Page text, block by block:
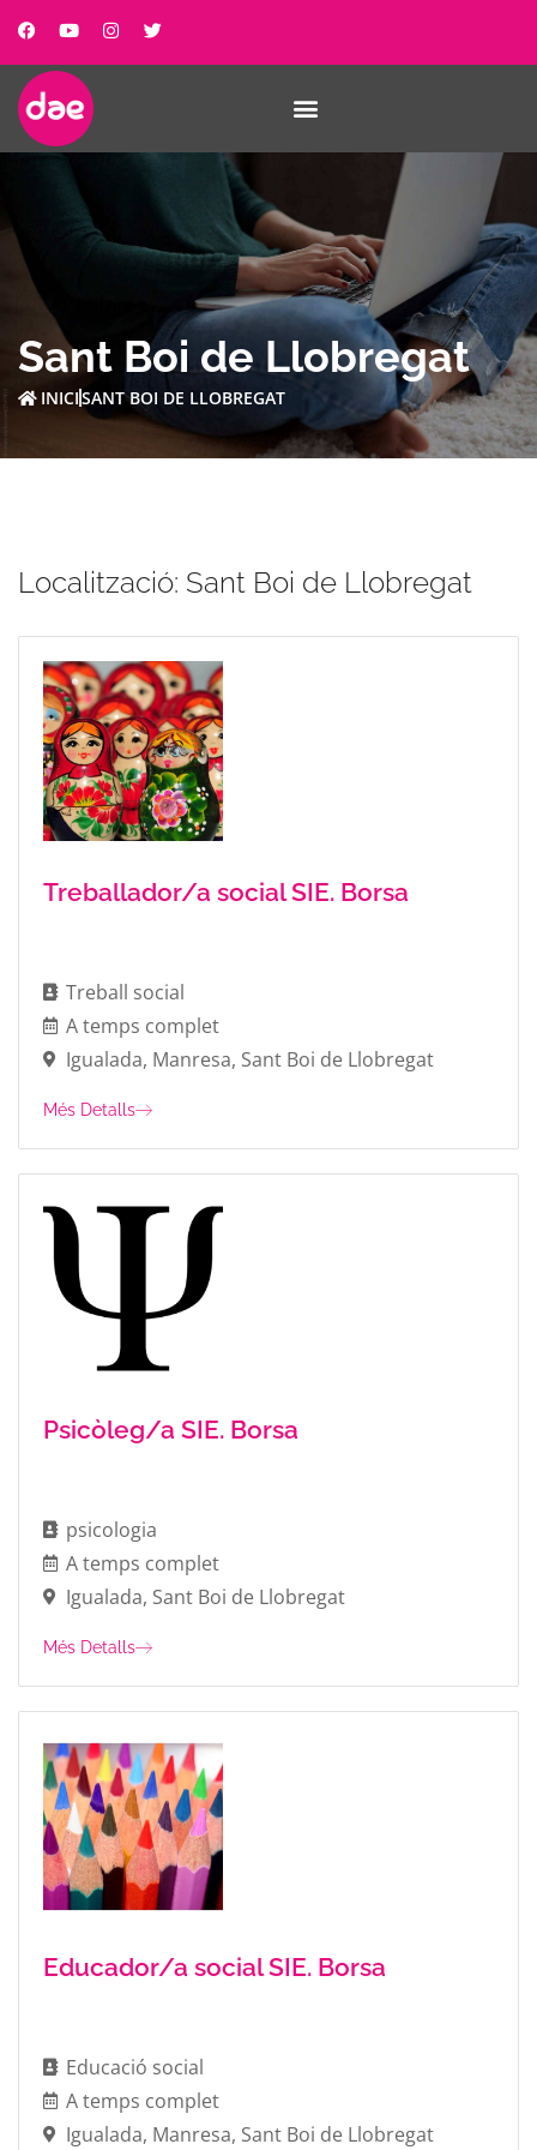
Sant Boi de Llobregat
INICISANT BOI DE LLOBREGAT
Localització: Sant Boi de Llobregat
Treballador/a social SIE. Borsa
Treball social
A temps complet
Igualada, Manresa, Sant Boi de Llobregat
Més Detalls
Psicòleg/a SIE. Borsa
psicologia
A temps complet
Igualada, Sant Boi de Llobregat
Més Detalls
Educador/a social SIE. Borsa
Educació social
A temps complet
Igualada, Manresa, Sant Boi de Llobregat